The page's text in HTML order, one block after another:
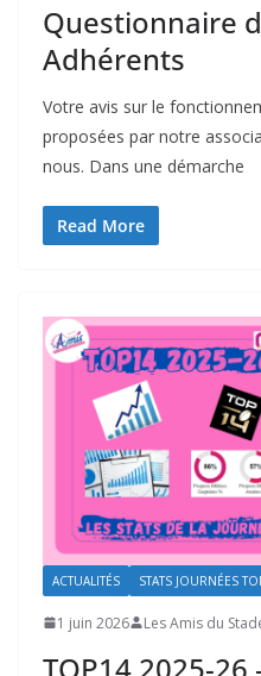
Questionnaire
Adhérents
Votre avis sur le
proposées par notre
nous. Dans une démarche
Read More
ACTUALITÉS STATS JOURNÉES
1 juin 2026 Les Amis du